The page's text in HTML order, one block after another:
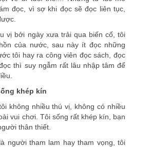
đọc, vì sợ khi đọc sẽ đọc liên tục,
vị bởi ngày xưa trải qua biến cố, tôi
của nước, sau này ít đọc những
tôi hay ra công viên đọc sách, đọc
thì suy ngẫm rất lâu nhập tâm để
khép kín
không nhiều thú vị, không có nhiều
vui chơi. Tôi sống rất khép kín, bạn
thân thiết.
người tham lam hay tham vọng, tôi